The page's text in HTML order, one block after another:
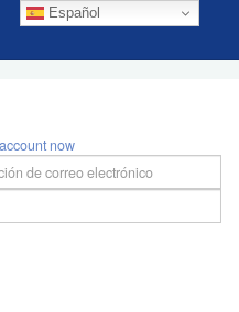
Español
now